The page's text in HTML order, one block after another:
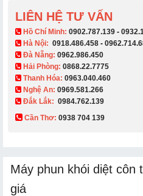
LIÊN HỆ TƯ VẤN
​ Hồ Chí Minh: 0902.787.139 -
Hà Nội: 0918.486.458 -
Đà Nẵng: 0962.986.450
Hải Phòng: 0868.22.7775
Thanh Hóa: 0963.040.460
Nghệ An: 0969.581.266
Đắk Lắk: 0984.762.139
Cần Thơ: 0938 704 139​
Máy phun khói diệt côn
giá